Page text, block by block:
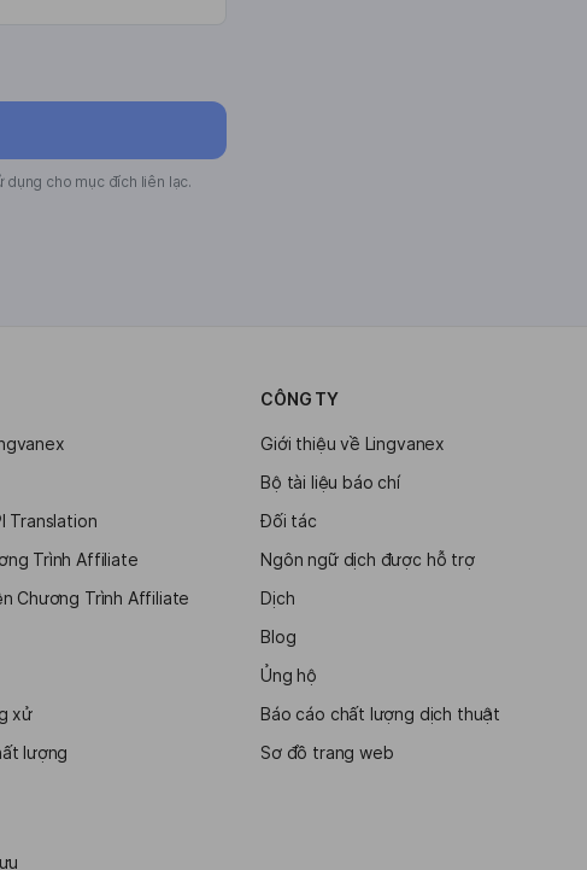
cho mục đích liên lạc.
Translation
Trình Affiliate
Chương Trình Affiliate
xử
lượng
CÔNG TY
Giới thiệu về Lingvanex
Bộ tài liệu báo chí
Đối tác
Ngôn ngữ dịch được hỗ trợ
Dịch
Blog
Ủng hộ
Báo cáo chất lượng dịch thuật
Sơ đồ trang web